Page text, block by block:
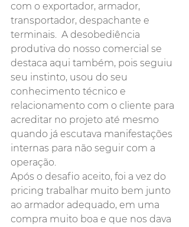
com o exportador, armador,
transportador, despachante e
terminais.  A desobediência
produtiva do nosso comercial se
destaca aqui também, pois seguiu
seu instinto, usou do seu
conhecimento técnico e
relacionamento com o cliente para
acreditar no projeto até mesmo
quando já escutava manifestações
internas para não seguir com a
operação.
Após o desafio aceito, foi a vez do
pricing trabalhar muito bem junto
ao armador adequado, em uma
compra muito boa e que nos dava